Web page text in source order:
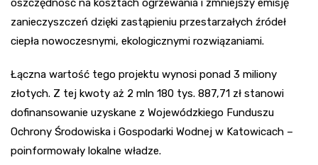
oszczędność na kosztach ogrzewania i zmniejszy emisję
zanieczyszczeń dzięki zastąpieniu przestarzałych źródeł
ciepła nowoczesnymi, ekologicznymi rozwiązaniami.
Łączna wartość tego projektu wynosi ponad 3 miliony
złotych. Z tej kwoty aż 2 mln 180 tys. 887,71 zł stanowi
dofinansowanie uzyskane z Wojewódzkiego Funduszu
Ochrony Środowiska i Gospodarki Wodnej w Katowicach –
poinformowały lokalne władze.